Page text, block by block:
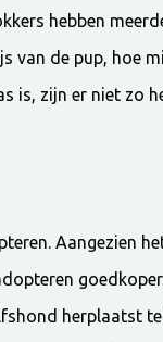
hebben
van de pup, hoe
is, zijn er niet zo
Aangezien
herplaatst